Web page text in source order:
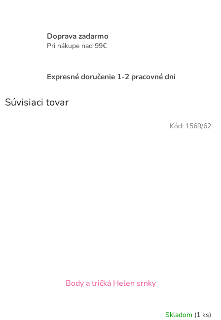
Doprava zadarmo
Pri nákupe nad 99€
Expresné doručenie 1-2 pracovné dni
Súvisiaci tovar
Body a tričká Helen srnky
Skladom (1 ks)
Kód: 1569/62